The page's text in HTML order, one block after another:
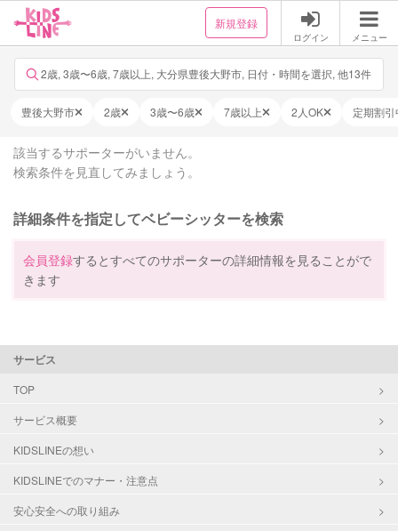
新規登録
ログイン メニュー
2歳, 3歳〜6歳, 7歳以上, 大分県豊後大野市, 日付・時間を選択, 他13件
豊後大野市 2歳 3歳〜6歳 7歳以上 2人OK 定期割引
該当するサポーターがいません。
検索条件を見直してみましょう。
詳細条件を指定してベビーシッターを検索
会員登録するとすべてのサポーターの詳細情報を見ることがで
きます
サービス
TOP
サービス概要
KIDSLINEの想い
KIDSLINEでのマナー・注意点
安心安全への取り組み